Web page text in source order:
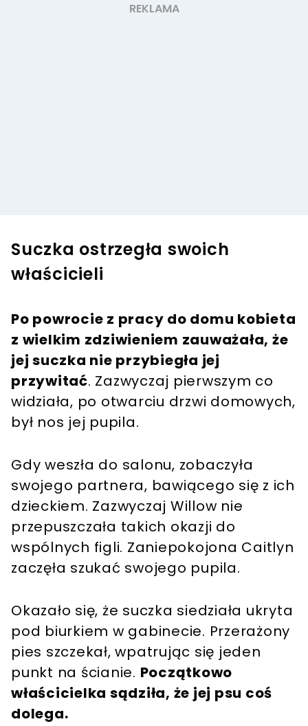
Suczka ostrzegła swoich
właścicieli
Po powrocie z pracy do domu kobieta
z wielkim zdziwieniem zauważała, że
jej suczka nie przybiegła jej
przywitać. Zazwyczaj pierwszym co
widziała, po otwarciu drzwi domowych,
był nos jej pupila.
Gdy weszła do salonu, zobaczyła
swojego partnera, bawiącego się z ich
dzieckiem. Zazwyczaj Willow nie
przepuszczała takich okazji do
wspólnych figli. Zaniepokojona Caitlyn
zaczęła szukać swojego pupila.
Okazało się, że suczka siedziała ukryta
pod biurkiem w gabinecie. Przerażony
pies szczekał, wpatrując się jeden
punkt na ścianie. Początkowo
właścicielka sądziła, że jej psu coś
dolega.